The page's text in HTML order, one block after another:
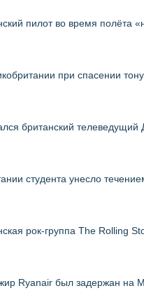
пилот во время полёта
при спасении
британский
студента унесло
рок-группа The Rolling
Ryanair был задержан на